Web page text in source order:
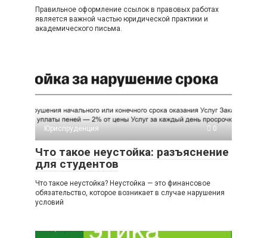
Правильное оформление ссылок в правовых работах
является важной частью юридической практики и
академического письма.
Юриспруденция 0
Что такое неустойка: разъяснение
для студентов
Что такое неустойка? Неустойка — это финансовое
обязательство, которое возникает в случае нарушения
условий